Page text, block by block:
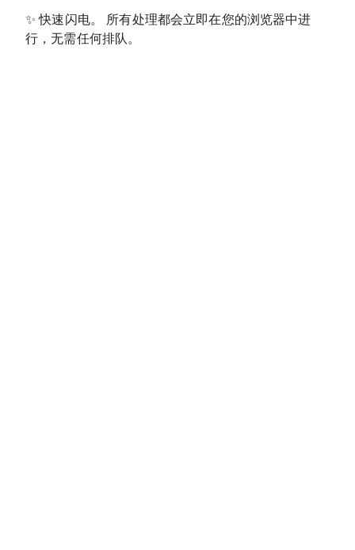
✨快速闪电。 所有处理都会立即在您的浏览器中进
行，无需任何排队。